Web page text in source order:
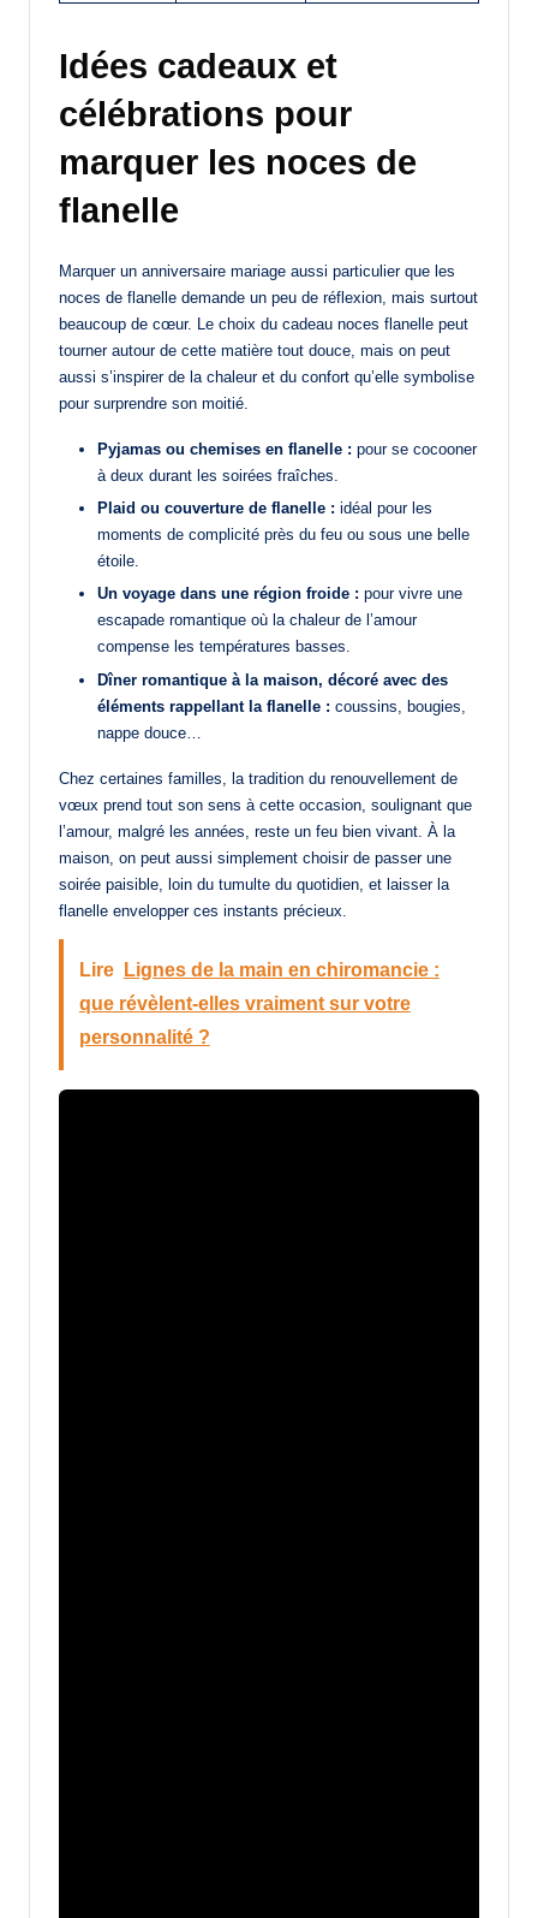
Idées cadeaux et
célébrations pour
marquer les noces de
flanelle
Marquer un anniversaire mariage aussi particulier que les
noces de flanelle demande un peu de réflexion, mais surtout
beaucoup de cœur. Le choix du cadeau noces flanelle peut
tourner autour de cette matière tout douce, mais on peut
aussi s’inspirer de la chaleur et du confort qu’elle symbolise
pour surprendre son moitié.
Pyjamas ou chemises en flanelle : pour se cocooner
à deux durant les soirées fraîches.
Plaid ou couverture de flanelle : idéal pour les
moments de complicité près du feu ou sous une belle
étoile.
Un voyage dans une région froide : pour vivre une
escapade romantique où la chaleur de l’amour
compense les températures basses.
Dîner romantique à la maison, décoré avec des
éléments rappellant la flanelle : coussins, bougies,
nappe douce…
Chez certaines familles, la tradition du renouvellement de
vœux prend tout son sens à cette occasion, soulignant que
l’amour, malgré les années, reste un feu bien vivant. À la
maison, on peut aussi simplement choisir de passer une
soirée paisible, loin du tumulte du quotidien, et laisser la
flanelle envelopper ces instants précieux.
Lire
Lignes de la main en chiromancie :
que révèlent-elles vraiment sur votre
personnalité ?